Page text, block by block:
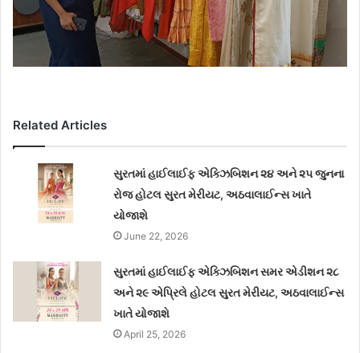
Related Articles
સુરતમાં હાઈલાઈફ એક્ઝિબિશન ૨૪ અને ૨૫ જુનના
રોજ હોટલ સુરત મેરીયટ, અઠવાલાઈન્સ ખાતે
યોજાશે
June 22, 2026
સુરતમાં હાઈલાઈફ એક્ઝિબિશન સમર એડીશન ૨૮
અને ૨૯ એપ્રિલે હોટલ સુરત મેરીયટ, અઠવાલાઈન્સ
ખાતે યોજાશે
April 25, 2026